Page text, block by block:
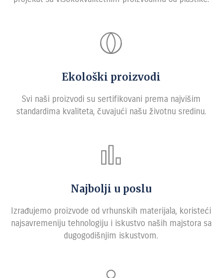
Ekološki proizvodi
Svi naši proizvodi su sertifikovani prema najvišim
standardima kvaliteta, čuvajući našu životnu sredinu.
Najbolji u poslu
Izrađujemo proizvode od vrhunskih materijala, koristeći
najsavremeniju tehnologiju i iskustvo naših majstora sa
dugogodišnjim iskustvom.